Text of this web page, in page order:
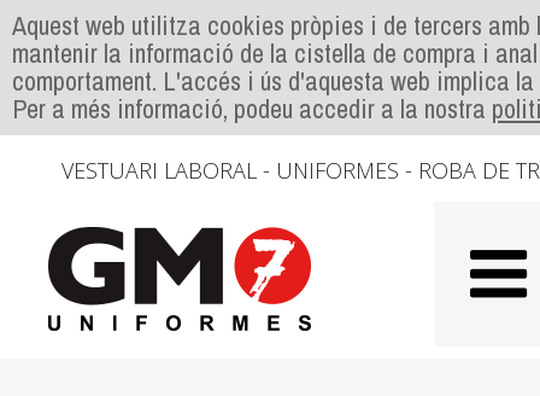
Aquest web utilitza cookies pròpies i de tercers
mantenir la informació de la cistella de compra i
comportament. L'accés i ús d'aquesta web implica
Per a més informació, podeu accedir a la nostra
VESTUARI LABORAL - UNIFORMES - ROBA DE